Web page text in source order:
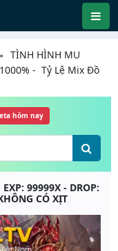
TÌNH HÌNH MU
- Tỷ Lệ Mix Đồ
hôm nay
99999X - DROP:
CÓ XỊT